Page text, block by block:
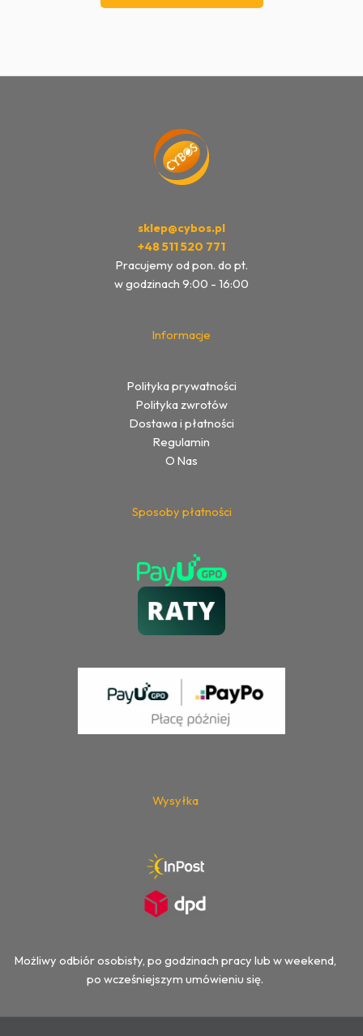
sklep@cybos.pl
+48 511 520 771
Pracujemy od pon. do pt.
w godzinach 9:00 - 16:00
Informacje
Polityka prywatności
Polityka zwrotów
Dostawa i płatności
Regulamin
O Nas
Sposoby płatności
Wysyłka
Możliwy odbiór osobisty, po godzinach pracy lub w weekend,
po wcześniejszym umówieniu się.